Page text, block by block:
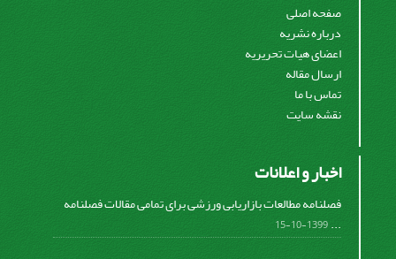
صفحه اصلی
درباره نشریه
اعضای هیات تحریریه
ارسال مقاله
تماس با ما
نقشه سایت
اخبار و اعلانات
فصلنامه مطالعات بازاریابی ورزشی برای تمامی مقالات فصلنامه
...
1399-10-15